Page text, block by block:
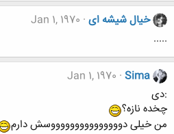
خیال شیشه ای Jan 1, 1970
.....
Sima
Jan 1, 1970
:دی
چخده نازه؟
من خیلی دوووووووووووووووسش دارم